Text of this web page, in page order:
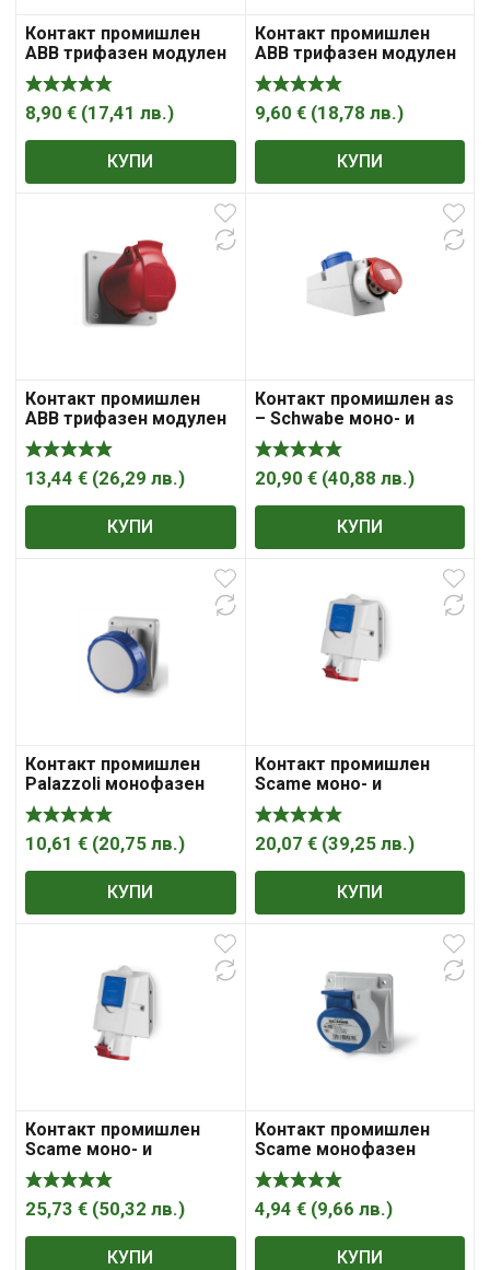
Контакт промишлен
ABB трифазен модулен
панелен монтаж 16A,
3P+ E, 44IP, червен,
316R6
8,90 € (17,41 лв.)
КУПИ
Контакт промишлен
ABB трифазен модулен
панелен монтаж 16A,
3P+ N+ E, 44IP, червен,
416R6
9,60 € (18,78 лв.)
КУПИ
Контакт промишлен
ABB трифазен модулен
панелен монтаж 32A,
3P+ N+ E, 44IP, червен,
432RU6
13,44 € (26,29 лв.)
КУПИ
Контакт промишлен as
– Schwabe моно- и
трифазен за панелен
монтаж 3P+ N+ E, 44IP
20,90 € (40,88 лв.)
КУПИ
Контакт промишлен
Palazzoli монофазен
модулен панелен
монтаж 32A, 2P+E, 44IP,
сив/ син
10,61 € (20,75 лв.)
КУПИ
Контакт промишлен
Scame моно- и
трифазен за панелен
монтаж 16A, 3P +N +E,
44IP, Optima Combi
20,07 € (39,25 лв.)
КУПИ
Контакт промишлен
Scame моно- и
трифазен за панелен
монтаж 32A, 3P+ N+ E,
44IP, Optima Combi
25,73 € (50,32 лв.)
КУПИ
Контакт промишлен
Scame монофазен
модулен панелен
монтаж 16A, 2P+ E, 44IP,
сив/ син, Optima
4,94 € (9,66 лв.)
КУПИ